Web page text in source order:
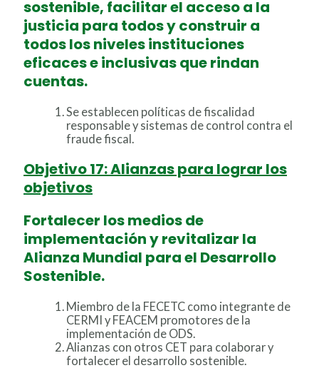
sostenible, facilitar el acceso a la
justicia para todos y construir a
todos los niveles instituciones
eficaces e inclusivas que rindan
cuentas.
Se establecen políticas de fiscalidad
responsable y sistemas de control contra el
fraude fiscal.
Objetivo 17: Alianzas para lograr los
objetivos
Fortalecer los medios de
implementación y revitalizar la
Alianza Mundial para el Desarrollo
Sostenible.
Miembro de la FECETC como integrante de
CERMI y FEACEM promotores de la
implementación de ODS.
Alianzas con otros CET para colaborar y
fortalecer el desarrollo sostenible.